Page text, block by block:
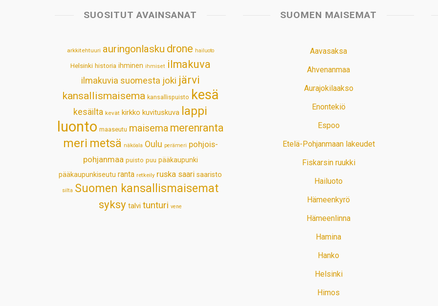
SUOSITUT AVAINSANAT
arkkitehtuuri auringonlasku drone hailuoto
Helsinki historia ihminen ihmiset ilmakuva
ilmakuvia suomesta joki järvi
kansallismaisema kansallispuisto kesä
kesäilta kevät kirkko kuvituskuva lappi
luonto maaseutu maisema merenranta
meri metsä näköala Oulu perämeri pohjois-
pohjanmaa puisto puu pääkaupunki
pääkaupunkiseutu ranta retkeily ruska saari saaristo
silta Suomen kansallismaisemat
syksy talvi tunturi vene
SUOMEN MAISEMAT
Aavasaksa
Ahvenanmaa
Aurajokilaakso
Enontekiö
Espoo
Etelä-Pohjanmaan lakeudet
Fiskarsin ruukki
Hailuoto
Hämeenkyrö
Hämeenlinna
Hamina
Hanko
Helsinki
Himos